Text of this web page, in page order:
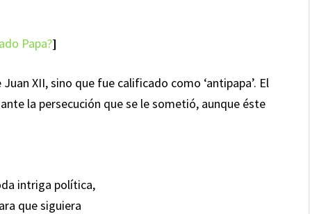
Papa?]
XII, sino que fue calificado como ‘antipapa’. El
la persecución que se le sometió, aunque éste
intriga política,
que siguiera